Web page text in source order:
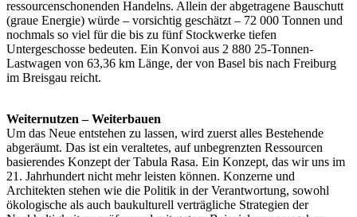
ressourcenschonenden Handelns. Allein der abgetragene Bauschutt
(graue Energie) würde – vorsichtig geschätzt – 72 000 Tonnen und
nochmals so viel für die bis zu fünf Stockwerke tiefen
Untergeschosse bedeuten. Ein Konvoi aus 2 880 25-Tonnen-
Lastwagen von 63,36 km Länge, der von Basel bis nach Freiburg
im Breisgau reicht.
Weiternutzen – Weiterbauen
Um das Neue entstehen zu lassen, wird zuerst alles Bestehende
abgeräumt. Das ist ein veraltetes, auf unbegrenzten Ressourcen
basierendes Konzept der Tabula Rasa. Ein Konzept, das wir uns im
21. Jahrhundert nicht mehr leisten können. Konzerne und
Architekten stehen wie die Politik in der Verantwortung, sowohl
ökologische als auch baukulturell verträgliche Strategien der